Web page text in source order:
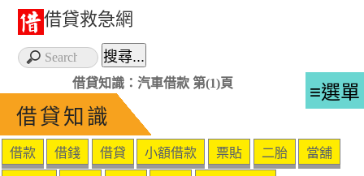
借貸救急網
≡選單
借貸知識：汽車借款 第(1)頁
借貸知識
借款 借錢 借貸 小額借款 票貼 二胎 當舖